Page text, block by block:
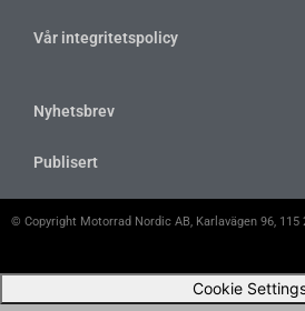
Vår integritetspolicy
Nyhetsbrev
Publisert
© Copyright Motorrad Nordic AB, Karlavägen 96, 115
Cookie